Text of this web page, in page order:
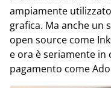
ampiamente
grafica. Ma anche un
open source come
e ora è seriamente
pagamento come